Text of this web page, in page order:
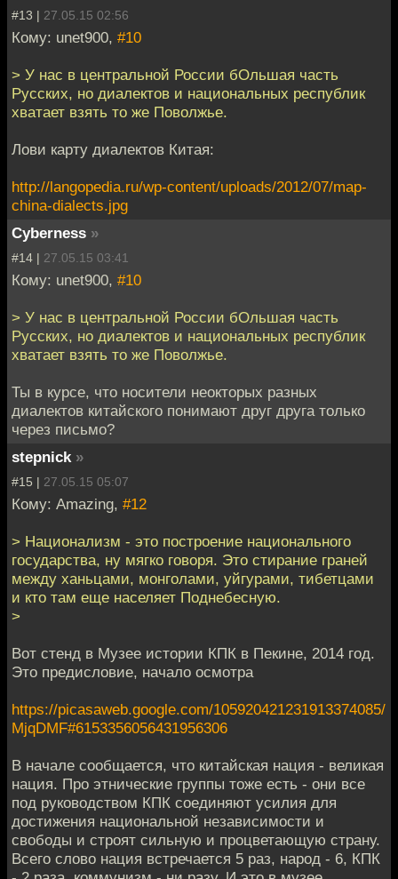
#13 | 27.05.15 02:56
Кому: unet900, #10
> У нас в центральной России бОльшая часть
Русских, но диалектов и национальных республик
хватает взять то же Поволжье.
Лови карту диалектов Китая:
http://langopedia.ru/wp-content/uploads/2012/07/map-
china-dialects.jpg
Cyberness »
#14 | 27.05.15 03:41
Кому: unet900, #10
> У нас в центральной России бОльшая часть
Русских, но диалектов и национальных республик
хватает взять то же Поволжье.
Ты в курсе, что носители неокторых разных
диалектов китайского понимают друг друга только
через письмо?
stepnick »
#15 | 27.05.15 05:07
Кому: Amazing, #12
> Национализм - это построение национального
государства, ну мягко говоря. Это стирание граней
между ханьцами, монголами, уйгурами, тибетцами
и кто там еще населяет Поднебесную.
>
Вот стенд в Музее истории КПК в Пекине, 2014 год.
Это предисловие, начало осмотра
https://picasaweb.google.com/105920421231913374085/
MjqDMF#6153356056431956306
В начале сообщается, что китайская нация - великая
нация. Про этнические группы тоже есть - они все
под руководством КПК соединяют усилия для
достижения национальной независимости и
свободы и строят сильную и процветающую страну.
Всего слово нация встречается 5 раз, народ - 6, КПК